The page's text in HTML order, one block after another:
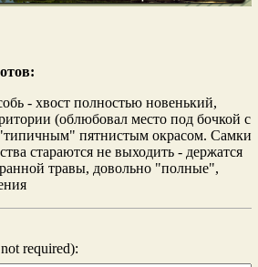
- хвост полностью новенький,
(облюбовал место под бочкой с
"типичным" пятнистым окрасом. Самки
стараются не выходить - держатся
травы, довольно "полные",
required):